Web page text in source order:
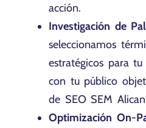
acción.
Investigación de
seleccionamos
estratégicos para
con tu público
de SEO SEM
Optimización On-